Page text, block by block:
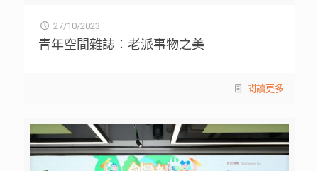
27/10/2023
青年空間雜誌︰老派事物之美
閱讀更多